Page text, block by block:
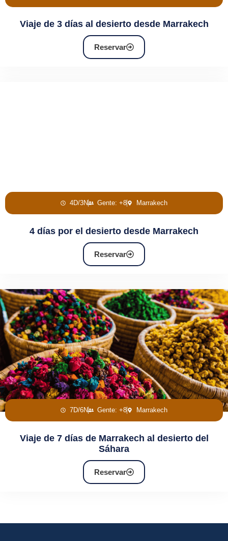
Viaje de 3 días al desierto desde Marrakech
Reservar
4D/3N Gente: +8 Marrakech
4 días por el desierto desde Marrakech
Reservar
7D/6N Gente: +8 Marrakech
Viaje de 7 días de Marrakech al desierto del
Sáhara
Reservar